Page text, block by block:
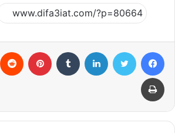
فيسبوك تويتر لينكدإن بينتيريست
طباعة